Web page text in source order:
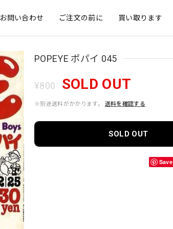
お問い合わせ ご注文の前に 買い取ります
POPEYE ポパイ 045
¥800 SOLD OUT
※別途送料がかかります。 送料を確認する
SOLD OUT
Save